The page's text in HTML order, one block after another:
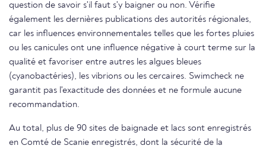
question de savoir s'il faut s'y baigner ou non. Vérifie
également les dernières publications des autorités régionales,
car les influences environnementales telles que les fortes pluies
ou les canicules ont une influence négative à court terme sur la
qualité et favoriser entre autres les algues bleues
(cyanobactéries), les vibrions ou les cercaires. Swimcheck ne
garantit pas l'exactitude des données et ne formule aucune
recommandation.
Au total, plus de 90 sites de baignade et lacs sont enregistrés
en Comté de Scanie enregistrés, dont la sécurité de la